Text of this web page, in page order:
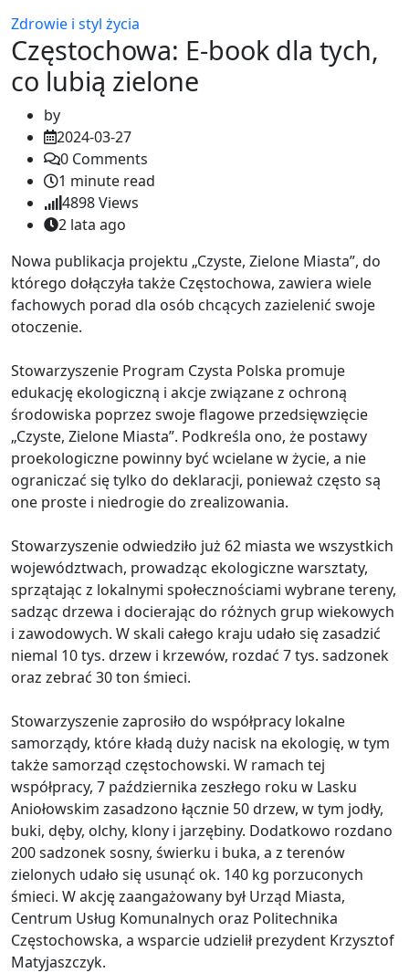
Zdrowie i styl życia
Częstochowa: E-book dla tych,
co lubią zielone
by
2024-03-27
0 Comments
1 minute read
4898Views
2 lata ago
Nowa publikacja projektu „Czyste, Zielone Miasta”, do
którego dołączyła także Częstochowa, zawiera wiele
fachowych porad dla osób chcących zazielenić swoje
otoczenie.
Stowarzyszenie Program Czysta Polska promuje
edukację ekologiczną i akcje związane z ochroną
środowiska poprzez swoje flagowe przedsięwzięcie
„Czyste, Zielone Miasta”. Podkreśla ono, że postawy
proekologiczne powinny być wcielane w życie, a nie
ograniczać się tylko do deklaracji, ponieważ często są
one proste i niedrogie do zrealizowania.
Stowarzyszenie odwiedziło już 62 miasta we wszystkich
województwach, prowadząc ekologiczne warsztaty,
sprzątając z lokalnymi społecznościami wybrane tereny,
sadząc drzewa i docierając do różnych grup wiekowych
i zawodowych. W skali całego kraju udało się zasadzić
niemal 10 tys. drzew i krzewów, rozdać 7 tys. sadzonek
oraz zebrać 30 ton śmieci.
Stowarzyszenie zaprosiło do współpracy lokalne
samorządy, które kładą duży nacisk na ekologię, w tym
także samorząd częstochowski. W ramach tej
współpracy, 7 października zeszłego roku w Lasku
Aniołowskim zasadzono łącznie 50 drzew, w tym jodły,
buki, dęby, olchy, klony i jarzębiny. Dodatkowo rozdano
200 sadzonek sosny, świerku i buka, a z terenów
zielonych udało się usunąć ok. 140 kg porzuconych
śmieci. W akcję zaangażowany był Urząd Miasta,
Centrum Usług Komunalnych oraz Politechnika
Częstochowska, a wsparcie udzielił prezydent Krzysztof
Matyjaszczyk.